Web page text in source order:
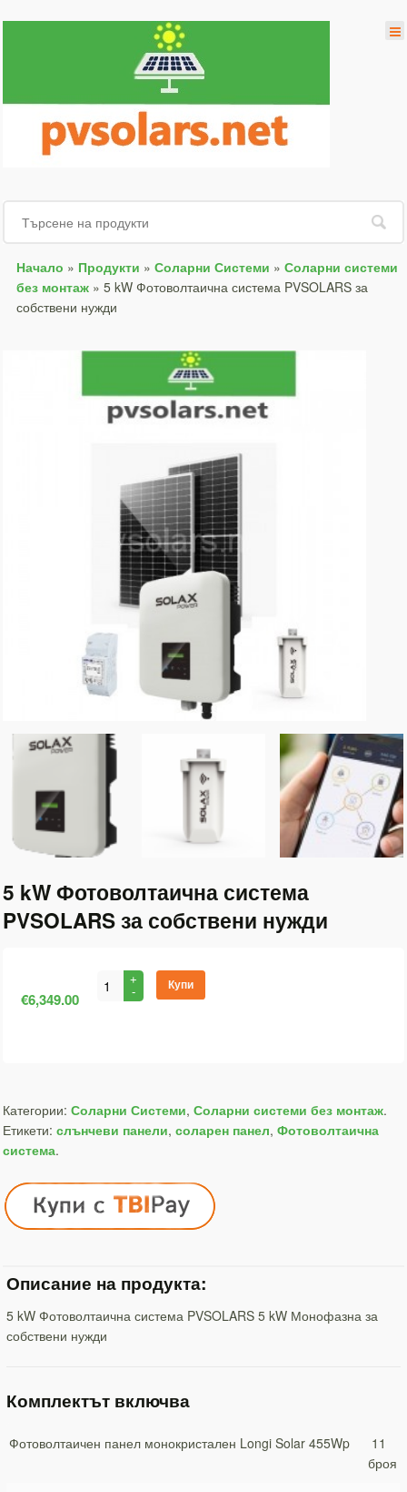
Начало » Продукти » Соларни Системи » Соларни системи
без монтаж» 5 kW Фотоволтаична система PVSOLARS за
собствени нужди
5 kW Фотоволтаична система
PVSOLARS за собствени нужди
€6,349.00
Купи
Категории: Соларни Системи, Соларни системи без монтаж.
Етикети: слънчеви панели, соларен панел, Фотоволтаична
система.
Описание на продукта:
5 kW Фотоволтаична система PVSOLARS 5 kW Монофазна за
собствени нужди
Комплектът включва
Фотоволтаичен панел монокристален Longi Solar 455Wp
11
броя